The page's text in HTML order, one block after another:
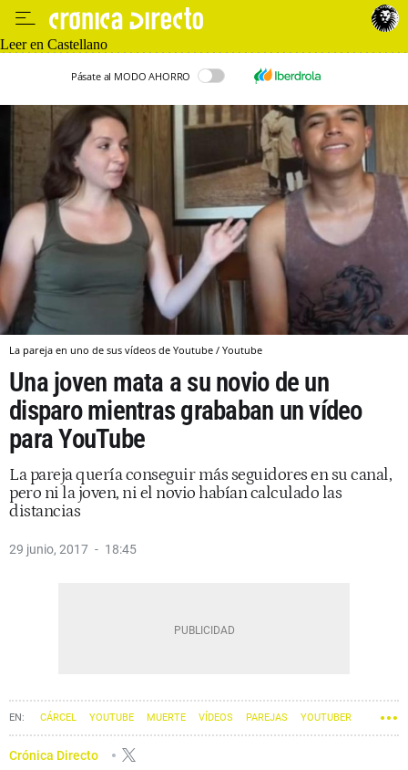
Leer en Castellano
Pásate al MODO AHORRO
La pareja en uno de sus vídeos de Youtube / Youtube
Una joven mata a su novio de un
disparo mientras grababan un vídeo
para YouTube
La pareja quería conseguir más seguidores en su canal,
pero ni la joven, ni el novio habían calculado las
distancias
29 junio, 2017 18:45
CÁRCEL YOUTUBE MUERTE VÍDEOS PAREJAS YOUTUBER
Crónica Directo